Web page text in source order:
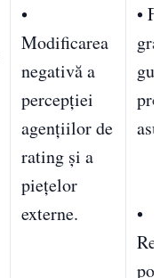
•
Modificarea
negativă a
percepției
agențiilor de
rating și a
piețelor
externe.
•
•